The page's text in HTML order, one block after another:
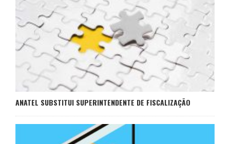
ANATEL SUBSTITUI SUPERINTENDENTE DE FISCALIZAÇÃO